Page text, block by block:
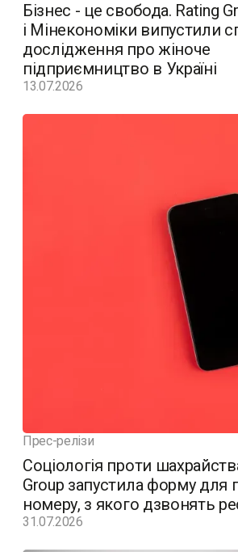
Бізнес - це свобода. Rating
і Мінекономіки випустили
дослідження про жіноче
підприємництво в Україні
13.07.2026
Прес-релізи
Соціологія проти
Group запустила форму для
номеру, з якого дзвонять
31.07.2026